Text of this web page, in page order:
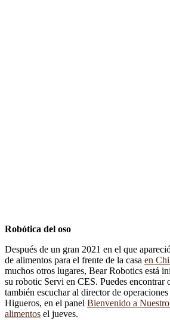
Robótica del oso
Después de un gran 2021 en el que
de alimentos para el frente de la casa en
muchos otros lugares, Bear Robotics está
su robotic Servi en CES. Puedes encontrar
también escuchar al director de operaciones
Higueros, en el panel Bienvenido a
alimentos el jueves.